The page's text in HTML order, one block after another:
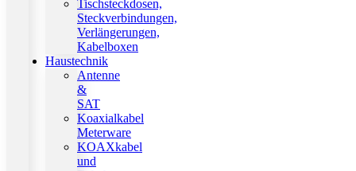
Tischsteckdosen,
Steckverbindungen,
Verlängerungen,
Kabelboxen
Haustechnik
Antenne
&
SAT
Koaxialkabel
Meterware
KOAXkabel
und